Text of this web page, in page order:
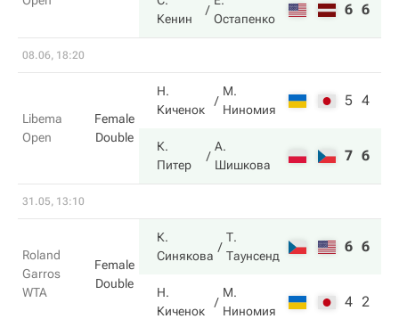
Кенин
Остапенко
6 6
08.06, 18:20
Libema
Open
Female
Double
Н.
Киченок
М.
Ниномия
5 4
К.
Питер
А.
Шишкова
7 6
31.05, 13:10
Roland
Garros
WTA
Female
Double
К.
Синякова
Т.
Таунсенд
6 6
Н.
Киченок
М.
Ниномия
4 2